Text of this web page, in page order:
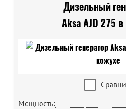
Дизельный
Aksa AJD 275
Мощность: